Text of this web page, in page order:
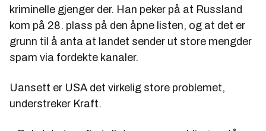
kriminelle gjenger der. Han peker på at Russland
kom på 28. plass på den åpne listen, og at det er
grunn til å anta at landet sender ut store mengder
spam via fordekte kanaler.
Uansett er USA det virkelig store problemet,
understreker Kraft.